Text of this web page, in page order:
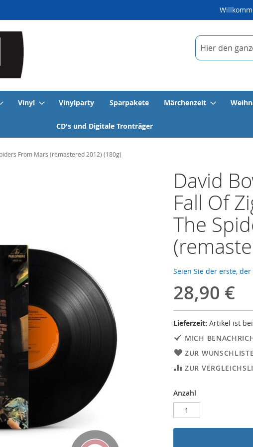
Suche
Vinyl Vinylparty Sparpakete Märchenzeit
CD's und Digitale Tronträger
From Mars (remastered 2012) (180g)
David
Fall Of
The
Seien Sie der erste,
28,90 €
Lieferzeit: Artikel ist
MICH
ZUR
ZUR
Anzahl